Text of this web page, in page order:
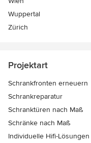
Wuppertal
Zürich
Projektart
Schrankfronten erneuern
Schrankreparatur
Schranktüren nach Maß
Schränke nach Maß
Individuelle Hifi-Lösungen